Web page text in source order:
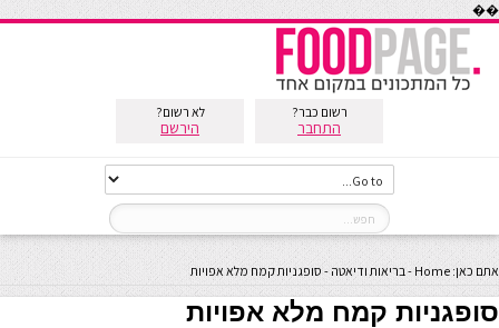
��
רשום כבר?
התחבר
לא רשום?
הירשם
אתם כאן: Home
-בריאות ודיאטה - סופגניות קמח מלא אפויות
סופגניות קמח מלא אפויות